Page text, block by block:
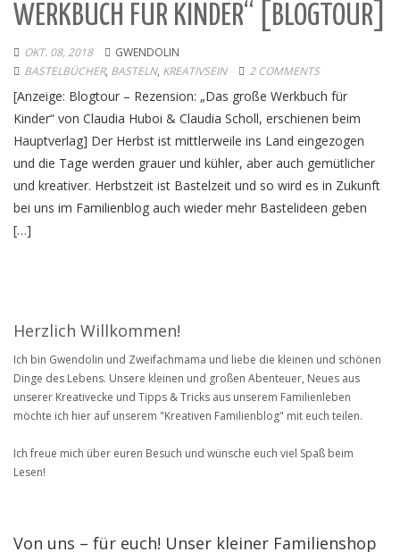
ERKBUCH FÜR KINDER“ [BLOGTOUR]
OKT. 08, 2018
GWENDOLIN
BASTELBÜCHER, BASTELN, KREATIVSEIN 2 COMMENTS
[Anzeige: Blogtour – Rezension: „Das große Werkbuch für
Kinder“ von Claudia Huboi & Claudia Scholl, erschienen beim
Hauptverlag] Der Herbst ist mittlerweile ins Land eingezogen
und die Tage werden grauer und kühler, aber auch gemütlicher
und kreativer. Herbstzeit ist Bastelzeit und so wird es in Zukunft
bei uns im Familienblog auch wieder mehr Bastelideen geben
[…]
Herzlich Willkommen!
Ich bin Gwendolin und Zweifachmama und liebe die kleinen und schönen
Dinge des Lebens. Unsere kleinen und großen Abenteuer, Neues aus
unserer Kreativecke und Tipps & Tricks aus unserem Familienleben
möchte ich hier auf unserem "Kreativen Familienblog" mit euch teilen.
Ich freue mich über euren Besuch und wünsche euch viel Spaß beim
Lesen!
Von uns – für euch! Unser kleiner Familienshop